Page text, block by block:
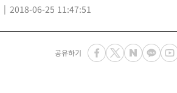
2018-06-25 11:47:51
공유하기